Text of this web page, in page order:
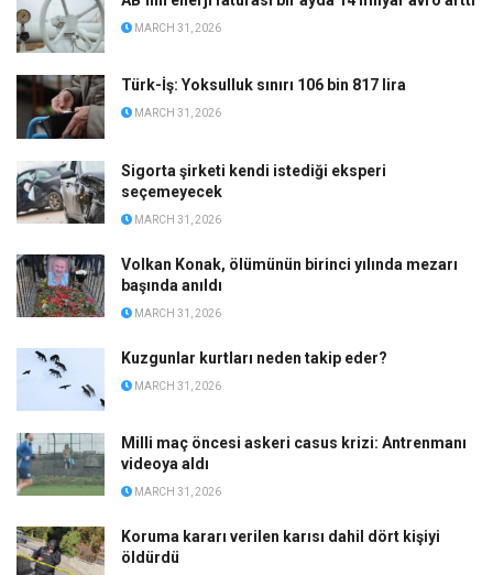
MARCH 31, 2026
Türk-İş: Yoksulluk sınırı 106 bin 817 lira
MARCH 31, 2026
Sigorta şirketi kendi istediği eksperi
seçemeyecek
MARCH 31, 2026
Volkan Konak, ölümünün birinci yılında mezarı
başında anıldı
MARCH 31, 2026
Kuzgunlar kurtları neden takip eder?
MARCH 31, 2026
Milli maç öncesi askeri casus krizi: Antrenmanı
videoya aldı
MARCH 31, 2026
Koruma kararı verilen karısı dahil dört kişiyi
öldürdü